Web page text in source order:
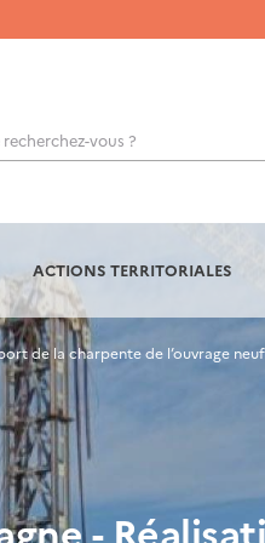
vous ?
ACTIONS TERRITORIALES
de la charpente de l’ouvrage neuf
-